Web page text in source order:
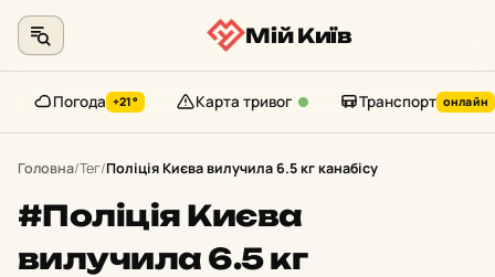
Мій Київ
Погода +21° Карта тривог Транспорт онлайн
Головна/Тег/Поліція Києва вилучила 6.5 кг канабісу
#Поліція Києва
вилучила 6.5 кг